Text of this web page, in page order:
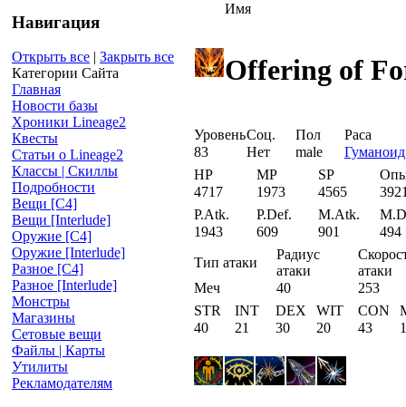
Навигация
Открыть все | Закрыть все
Категории Сайта
Главная
Новости базы
Хроники Lineage2
Квесты
Статьи о Lineage2
Классы | Скиллы
Подробности
Вещи [С4]
Вещи [Interlude]
Оружие [С4]
Оружие [Interlude]
Разное [C4]
Разное [Interlude]
Монстры
Магазины
Сетовые вещи
Файлы | Карты
Утилиты
Рекламодателям
Имя
Offering of
УровеньСоц. Пол
Раса
83
Нет male
Гуманоид
HP
MP SP
4717
1973 4565
P.Atk.
P.Def. M.Atk.
1943
609 901
494
Тип атаки
Радиус
атаки
атаки
Меч
40
253
STR
INT DEX WIT CON
40
21 30 20 43